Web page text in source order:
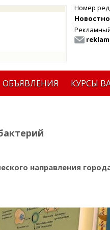
Номер
ОБЪЯВЛЕНИЯ КУРСЫ
направления